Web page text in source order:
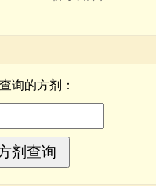
询的方剂：